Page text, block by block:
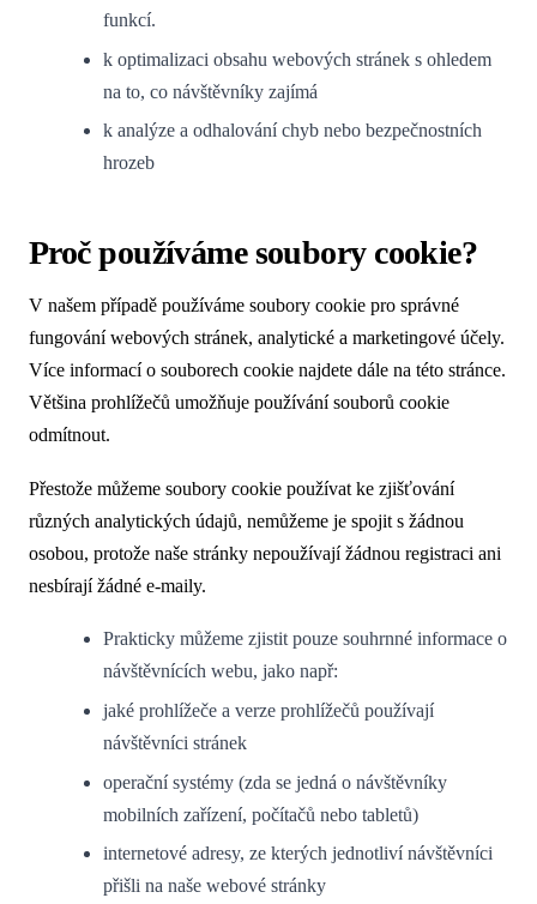
funkcí.
k optimalizaci obsahu webových stránek s ohledem
na to, co návštěvníky zajímá
k analýze a odhalování chyb nebo bezpečnostních
hrozeb
Proč používáme soubory cookie?
V našem případě používáme soubory cookie pro správné
fungování webových stránek, analytické a marketingové účely.
Více informací o souborech cookie najdete dále na této stránce.
Většina prohlížečů umožňuje používání souborů cookie
odmítnout.
Přestože můžeme soubory cookie používat ke zjišťování
různých analytických údajů, nemůžeme je spojit s žádnou
osobou, protože naše stránky nepoužívají žádnou registraci ani
nesbírají žádné e-maily.
Prakticky můžeme zjistit pouze souhrnné informace o
návštěvnících webu, jako např:
jaké prohlížeče a verze prohlížečů používají
návštěvníci stránek
operační systémy (zda se jedná o návštěvníky
mobilních zařízení, počítačů nebo tabletů)
internetové adresy, ze kterých jednotliví návštěvníci
přišli na naše webové stránky